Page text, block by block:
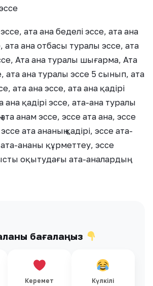
ата ана беделі эссе, ата ана
ата ана отбасы туралы эссе, ата
Ата ана туралы шығарма, Ата
ата ана туралы эссе 5 сынып, ата
ата ана эссе, ата ана қадірі
ана қадірі эссе, ата-ана туралы
анам эссе, эссе ата ана, эссе
ата ананың қадірі, эссе ата-
ата-ананы құрметтеу, эссе
оқытудағы ата-аналардың
бағалаңыз
Керемет Күлкілі